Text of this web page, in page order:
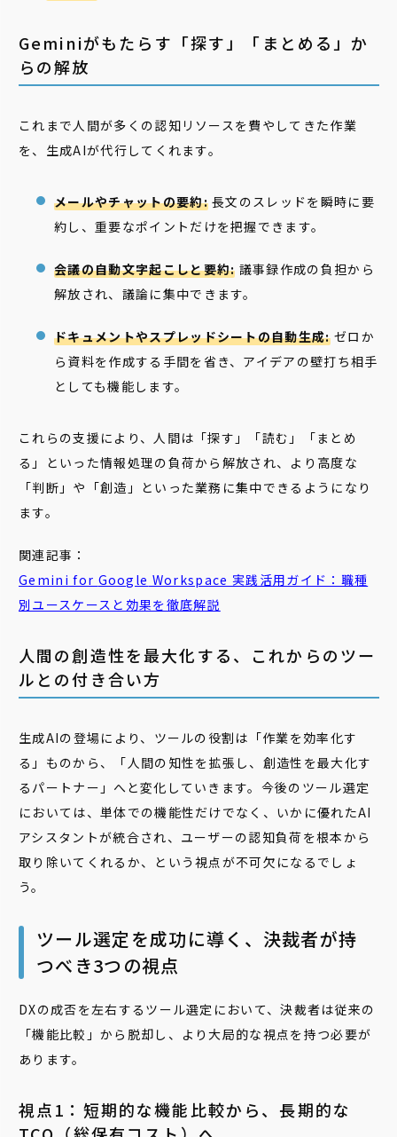
Geminiがもたらす「探す」「まとめる」か
らの解放
これまで人間が多くの認知リソースを費やしてきた作業
を、生成AIが代行してくれます。
メールやチャットの要約:長文のスレッドを瞬時に要
約し、重要なポイントだけを把握できます。
会議の自動文字起こしと要約: 議事録作成の負担から
解放され、議論に集中できます。
ドキュメントやスプレッドシートの自動生成:ゼロか
ら資料を作成する手間を省き、アイデアの壁打ち相手
としても機能します。
これらの支援により、人間は「探す」「読む」「まとめ
る」といった情報処理の負荷から解放され、より高度な
「判断」や「創造」といった業務に集中できるようになり
ます。
関連記事：
Gemini for Google Workspace 実践活用ガイド：職種
別ユースケースと効果を徹底解説
人間の創造性を最大化する、これからのツー
ルとの付き合い方
生成AIの登場により、ツールの役割は「作業を効率化す
る」ものから、「人間の知性を拡張し、創造性を最大化す
るパートナー」へと変化していきます。今後のツール選定
においては、単体での機能性だけでなく、いかに優れたAI
アシスタントが統合され、ユーザーの認知負荷を根本から
取り除いてくれるか、という視点が不可欠になるでしょ
う。
ツール選定を成功に導く、決裁者が持
つべき3つの視点
DXの成否を左右するツール選定において、決裁者は従来の
「機能比較」から脱却し、より大局的な視点を持つ必要が
あります。
視点1：短期的な機能比較から、長期的な